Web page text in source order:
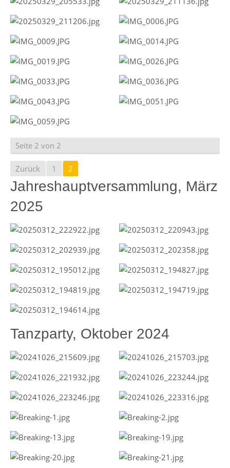
Seite 2 von 2
Zurück 1 2
Jahreshauptversammlung, März
2025
Tanzparty, Oktober 2024